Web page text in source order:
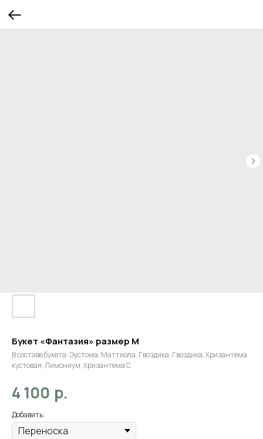
Букет «Фантазия» размер M
В составе букета: Эустома, Маттиола, Гвоздика, Гвоздика, Хризантема
кустовая, Лимониум, Хризантема С
4 100 р.
Добавить: